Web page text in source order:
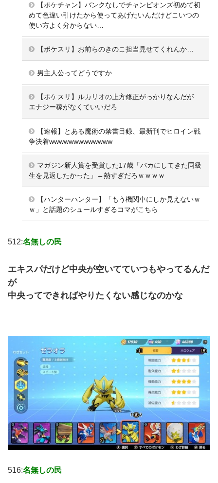
【ポケチャン】バンクなしでチャンピオンズ初めて初
めて色違い引けたから使ってあげたいんだけどこいつの
使い方よく分からない…
【ポケスリ】お前らのきのこ担当見せてくれんか…
男主人公ってどうですか
【ポケスリ】ルカリオの上方修正がっかりなんだが
エナジー稼がなくていいだろ
【速報】とある魔術の禁書目録、最新刊でヒロイン戦
争決着wwwwwwwwwwwww
マガジン新人賞を受賞した17歳「バカにしてきた同級
生を見返したかった」←熱すぎだろｗｗｗｗ
【ハンターハンター】「もう機関車にしか見えないｗ
ｗ」と話題のシュールすぎるコマがこちら
512:名無しの民
エキスパだけど中央が空いてていつもやってるんだ
が
中央ってできればやりたくない感じなのかな
516:名無しの民